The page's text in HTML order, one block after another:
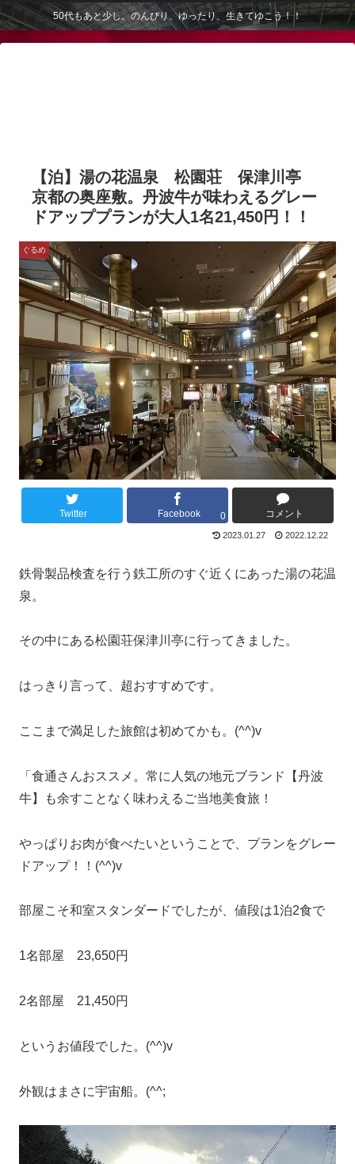
50代もあと少し。のんびり、ゆったり、生きてゆこう！！
【泊】湯の花温泉 松園荘 保津川亭
京都の奥座敷。丹波牛が味わえるグレー
ドアッププランが大人1名21,450円！！
ぐるめ
Twitter Facebook 0 コメント
2023.01.27 2022.12.22
鉄骨製品検査を行う鉄工所のすぐ近くにあった湯の花温
泉。
その中にある松園荘保津川亭に行ってきました。
はっきり言って、超おすすめです。
ここまで満足した旅館は初めてかも。(^^)v
「食通さんおススメ。常に人気の地元ブランド【丹波
牛】も余すことなく味わえるご当地美食旅！
やっぱりお肉が食べたいということで、プランをグレー
ドアップ！！(^^)v
部屋こそ和室スタンダードでしたが、値段は1泊2食で
1名部屋 23,650円
2名部屋 21,450円
というお値段でした。(^^)v
外観はまさに宇宙船。(^^;